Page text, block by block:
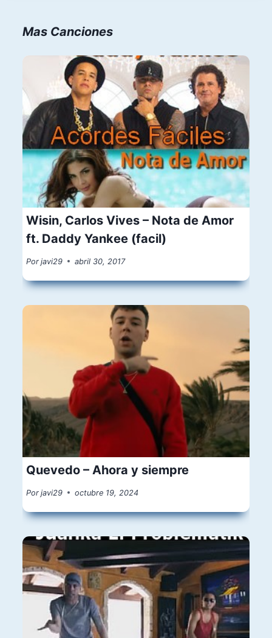
Mas Canciones
Wisin, Carlos Vives – Nota de Amor
ft. Daddy Yankee (facil)
Por javi29 abril 30, 2017
Quevedo – Ahora y siempre
Por javi29 octubre 19, 2024